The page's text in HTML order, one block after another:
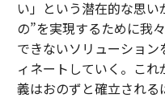
い」という潜在的な思
の”を実現するために我
できないソリューショ
ィネートしていく。こ
義はおのずと確立される